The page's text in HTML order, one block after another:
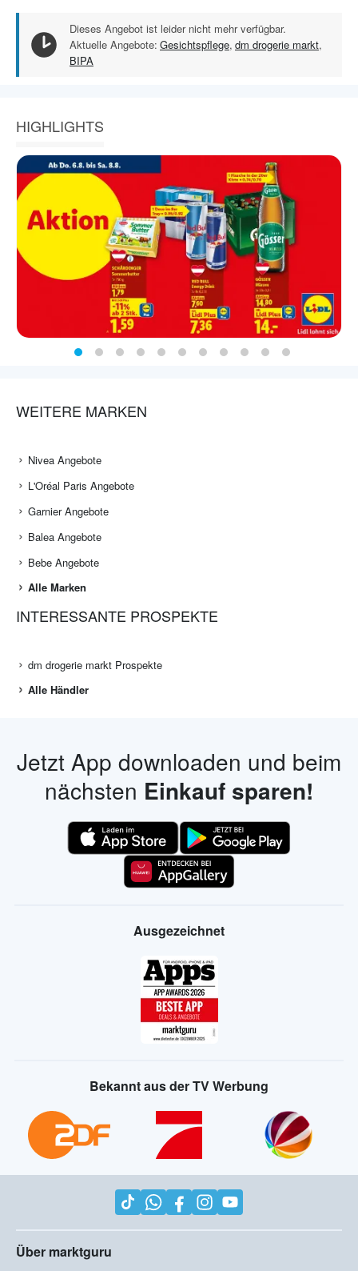
Dieses Angebot ist leider nicht mehr verfügbar.
Aktuelle Angebote: Gesichtspflege, dm drogerie markt,
BIPA
HIGHLIGHTS
WEITERE MARKEN
Nivea Angebote
L'Oréal Paris Angebote
Garnier Angebote
Balea Angebote
Bebe Angebote
Alle Marken
INTERESSANTE PROSPEKTE
dm drogerie markt Prospekte
Alle Händler
Jetzt App downloaden und beim
nächsten Einkauf sparen!
Ausgezeichnet
Bekannt aus der TV Werbung
Über marktguru